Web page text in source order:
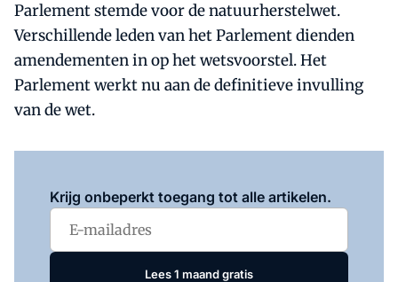
Parlement stemde voor de natuurherstelwet.
Verschillende leden van het Parlement dienden
amendementen in op het wetsvoorstel. Het
Parlement werkt nu aan de definitieve invulling
van de wet.
Krijg onbeperkt toegang tot alle artikelen.
Lees 1 maand gratis